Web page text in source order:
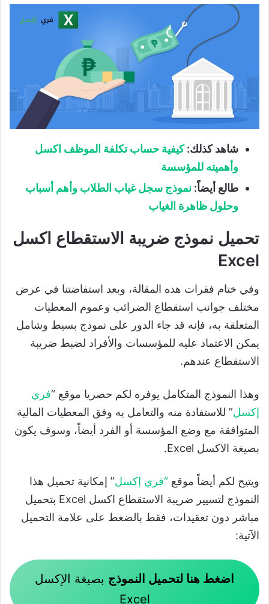
شاهد كذلك:كيفية حساب تكلفة الموظف اكسل
وأهميته للمؤسسة
طالع أيضاً: نموذج سجل غياب الطلاب وأهم أسباب
وحلول ظاهرة الغياب
تحميل نموذج ضريبة الاستقطاع اكسل
Excel
وفي ختام فقرات هذه المقالة، وبعد استفاضتنا في عرض
مختلف جوانب استقطاع الضرائب وعموم المعطيات
المتعلقة به، فإنه قد جاء الدور على نموذج بسيط وشامل
يمكن الاعتماد عليه للمؤسسات والأفراد لضبط ضريبة
الاستقطاع عندهم.
وهذا النموذج المتكامل يوفره لكم حصريا موقع “فري
إكسل” للاستفادة منه والتعامل به وفق المعطيات المالية
المتوافقة مع وضع المؤسسة أو الفرد أيضاً، وسوف يكون
بصيغة الاكسل Excel.
ويتيح لكم أيضاً موقع “فري إكسل” إمكانية تحميل هذا
النموذج لتسيير ضريبة الاستقطاع اكسل Excel بتحميل
مباشر دون تعقيدات، فقط بالضغط على علامة التحميل
الآتية:
اضغط هنا لتحميل النموذج بصيغة الإكسل
Excel